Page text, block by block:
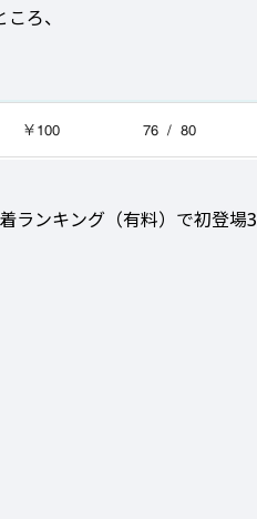
ろ、
ンキング（有料）で初登場